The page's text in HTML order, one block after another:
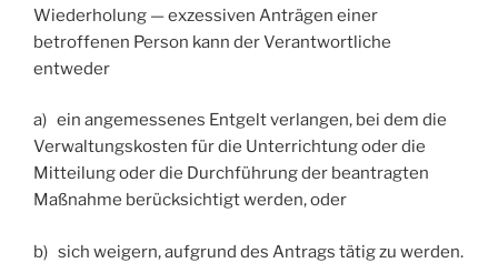
Wiederholung — exzessiven Anträgen einer
betroffenen Person kann der Verantwortliche
entweder
a) ein angemessenes Entgelt verlangen, bei dem die
Verwaltungskosten für die Unterrichtung oder die
Mitteilung oder die Durchführung der beantragten
Maßnahme berücksichtigt werden, oder
b) sich weigern, aufgrund des Antrags tätig zu werden.